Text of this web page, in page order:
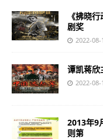
《拂晓
剧奖
2022-08-
谭凯蒋欣
2022-08-
2013年9
则第